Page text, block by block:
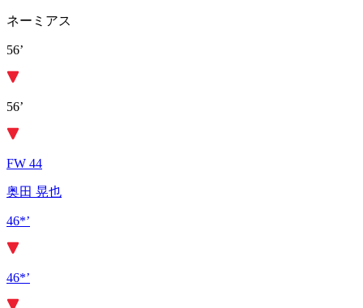
ネーミアス
56’
56’
FW 44
奥田 晃也
46*’
46*’